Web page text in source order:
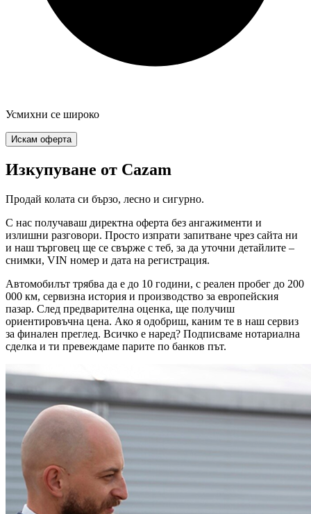
Усмихни се широко
Искам оферта
Изкупуване от Cazam
Продай колата си бързо, лесно и сигурно.
С нас получаваш директна оферта без ангажименти и
излишни разговори. Просто изпрати запитване чрез сайта ни
и наш търговец ще се свърже с теб, за да уточни детайлите –
снимки, VIN номер и дата на регистрация.
Автомобилът трябва да е до 10 години, с реален пробег до 200
000 км, сервизна история и производство за европейския
пазар. След предварителна оценка, ще получиш
ориентировъчна цена. Ако я одобриш, каним те в наш сервиз
за финален преглед. Всичко е наред? Подписваме нотариална
сделка и ти превеждаме парите по банков път.